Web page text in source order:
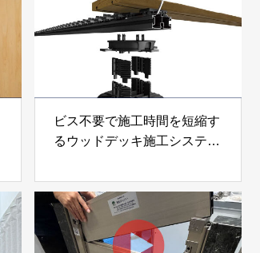
ビス不要で施工時間を短縮す
るウッドデッキ施工システム
JAPAN